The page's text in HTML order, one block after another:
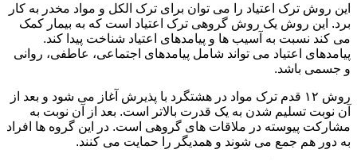
این روش ترک اعتیاد را می توان برای ترک الکل و مواد مخدر به کار
برد. این روش یک روش گروهی ترک اعتیاد است که به بیمار کمک
می کند نسبت به آسیب ها و پیامدهای اعتیاد شناخت پیدا کند.
پیامدهای اعتیاد می تواند شامل پیامدهای اجتماعی، عاطفی، روانی
و جسمی باشد.
روش ۱۲ قدم ترک مواد در هشتگرد با پذیرش آغاز می شود و بعد از
آن نوبت تسلیم شدن به یک قدرت بالاتر است. بعد از آن نوبت به
مشارکت پیوسته در ملاقات های گروهی است. در این گروه ها افراد
به دور هم جمع می شوند و همدیگر را حمایت می کنند.